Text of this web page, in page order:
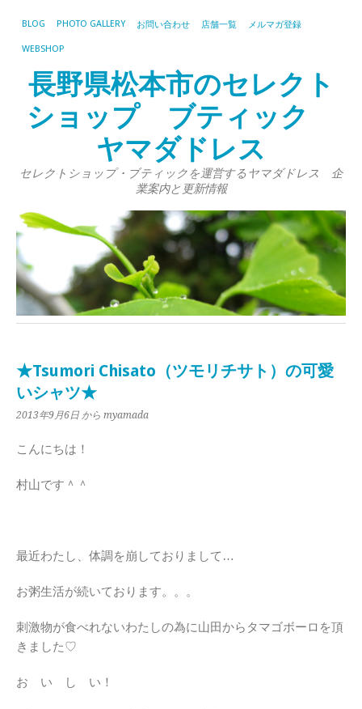
BLOG PHOTO GALLERY お問い合わせ 店舗一覧 メルマガ登録
WEBSHOP
長野県松本市のセレクト
ショップ ブティック
ヤマダドレス
セレクトショップ・ブティックを運営するヤマダドレス 企
業案内と更新情報
★Tsumori Chisato（ツモリチサト）の可愛
いシャツ★
2013年9月6日 から myamada
こんにちは！
村山です＾＾
最近わたし、体調を崩しておりまして…
お粥生活が続いております。。。
刺激物が食べれないわたしの為に山田からタマゴボーロを頂
きました♡
お い し い！